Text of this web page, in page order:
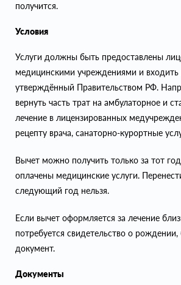
получится.
Условия
Услуги должны быть предоставлены
медицинскими учреждениями и входить
утверждённый Правительством РФ.
вернуть часть трат на амбулаторное и
лечение в лицензированных
рецепту врача, санаторно-курортные
Вычет можно получить только за тот
оплачены медицинские услуги.
следующий год нельзя.
Если вычет оформляется за лечение
потребуется свидетельство о
документ.
Документы